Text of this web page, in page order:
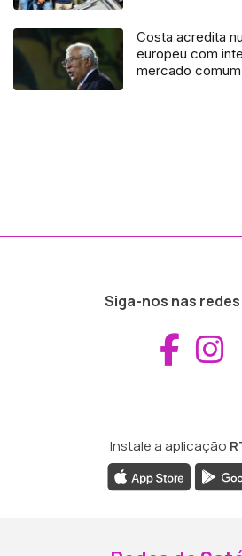
Costa acredita
europeu com
mercado comum
Siga-nos nas
Instale a aplicação